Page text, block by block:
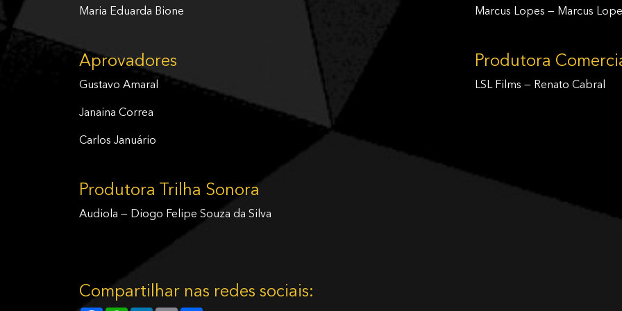
Maria Eduarda Bione Marcus Lopes — Marcus
Aprovadores
Gustavo Amaral
Janaina Correa
Carlos Januário
Produtora
LSL Films — Renato Cabral
Produtora Trilha Sonora
Audiola — Diogo Felipe Souza da Silva
Compartilhar nas redes sociais: